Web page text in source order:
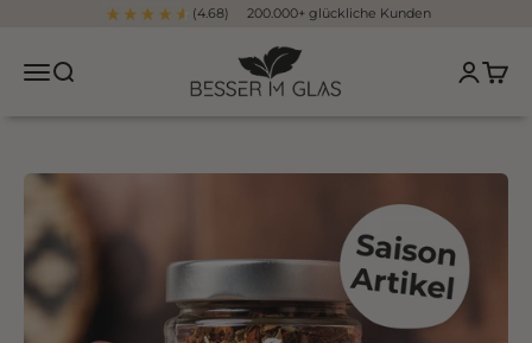
Zum Inhalt springen (4.68) 200.000+ glückliche Kunden
Navigationsmenü öffnen
Suche öffnen
Besser im Glas